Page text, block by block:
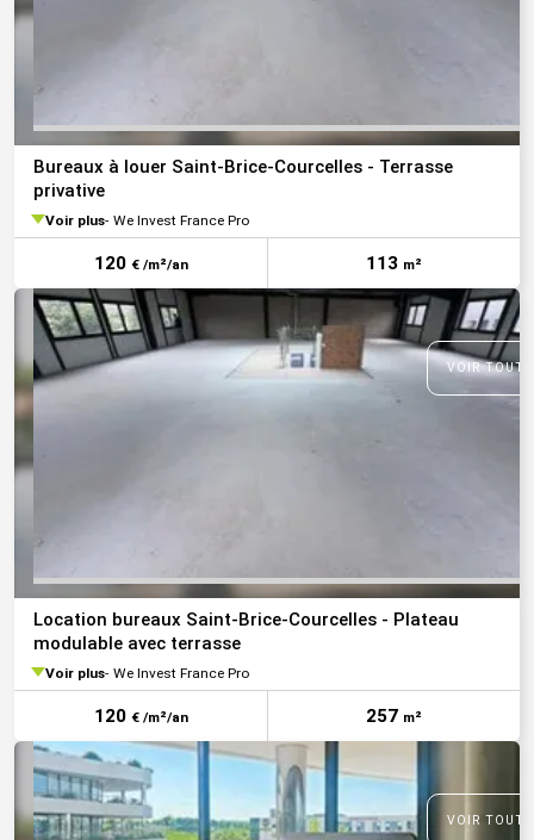
Bureaux à louer Saint-Brice-Courcelles - Terrasse
privative
Voir plus We Invest France Pro
120 € /m²/an 113 m²
VOIR
Location bureaux Saint-Brice-Courcelles - Plateau
modulable avec terrasse
Voir plus We Invest France Pro
120 € /m²/an 257 m²
VOIR